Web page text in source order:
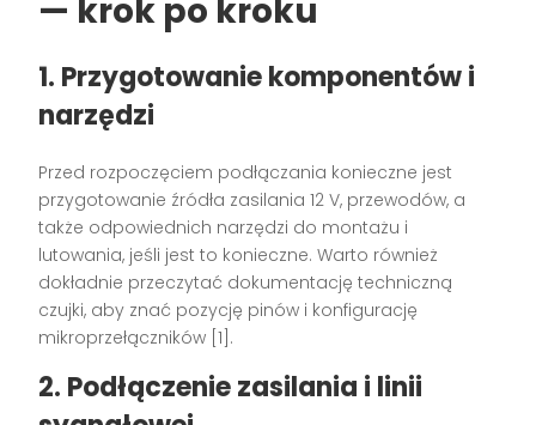
— krok po kroku
1. Przygotowanie komponentów i
narzędzi
Przed rozpoczęciem podłączania konieczne jest
przygotowanie źródła zasilania 12 V, przewodów, a
także odpowiednich narzędzi do montażu i
lutowania, jeśli jest to konieczne. Warto również
dokładnie przeczytać dokumentację techniczną
czujki, aby znać pozycję pinów i konfigurację
mikroprzełączników [1].
2. Podłączenie zasilania i linii